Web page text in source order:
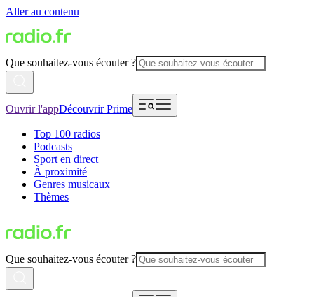
Aller au contenu
Que souhaitez-vous écouter ?
Ouvrir l'appDécouvrir Prime
Top 100 radios
Podcasts
Sport en direct
À proximité
Genres musicaux
Thèmes
Que souhaitez-vous écouter ?